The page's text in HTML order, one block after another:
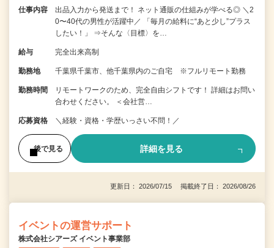
仕事内容
出品入力から発送まで！ ネット通販の仕組みが学べる◎ ＼2
0〜40代の男性が活躍中／ 「毎月の給料に“あと少し”プラス
したい！」 ⇒そんな〈目標〉を…
給与 完全出来高制
勤務地 千葉県千葉市、他千葉県内のご自宅 ※フルリモート勤務
勤務時間
リモートワークのため、完全自由シフトです！ 詳細はお問い
合わせください。 ＜会社営…
応募資格 ＼経験・資格・学歴いっさい不問！／
後で見る 詳細を見る
更新日： 2026/07/15 掲載終了日： 2026/08/26
イベントの運営サポート
株式会社シアーズ イベント事業部